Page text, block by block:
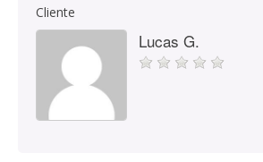
Cliente
Lucas G.